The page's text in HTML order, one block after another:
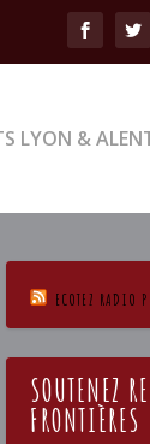
LYON &
ECOTEZ RADIO
SOUTENEZ
FRONTIÈRES